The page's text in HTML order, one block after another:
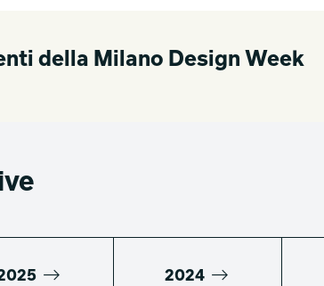
della Milano Design Week
2024